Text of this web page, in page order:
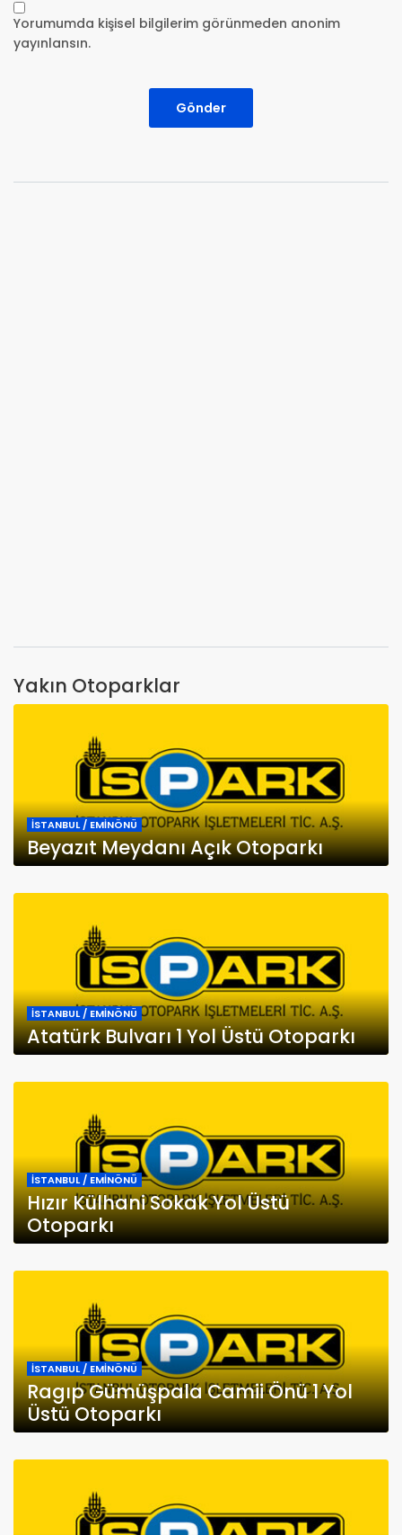
Yorumumda kişisel bilgilerim görünmeden anonim
yayınlansın.
Gönder
Yakın Otoparklar
İSTANBUL / EMİNÖNÜ
Beyazıt Meydanı Açık Otoparkı
İSTANBUL / EMİNÖNÜ
Atatürk Bulvarı 1 Yol Üstü Otoparkı
İSTANBUL / EMİNÖNÜ
Hızır Külhani Sokak Yol Üstü
Otoparkı
İSTANBUL / EMİNÖNÜ
Ragıp Gümüşpala Camii Önü 1 Yol
Üstü Otoparkı